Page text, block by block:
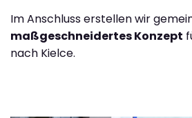
Im Anschluss erstellen wir
maßgeschneidertes Konzept
nach Kielce.